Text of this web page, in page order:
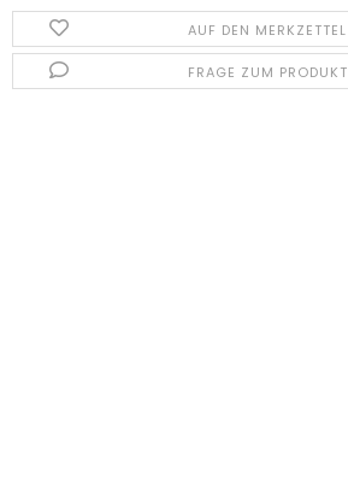
AUF DEN MERKZETTEL
FRAGE ZUM PRODUKT